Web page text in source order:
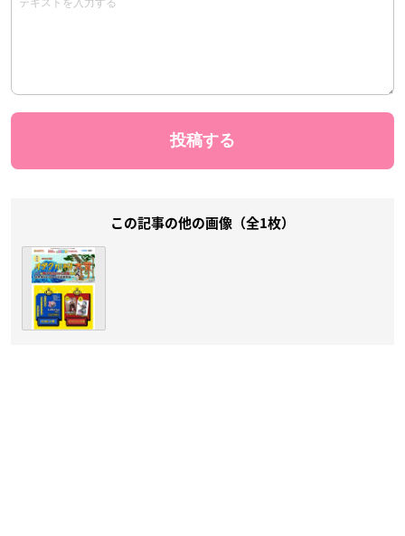
この記事の他の画像（全1枚）